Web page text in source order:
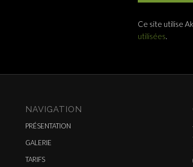
Ce site utilise
utilisées.
NAVIGATION
PRÉSENTATION
GALERIE
TARIFS